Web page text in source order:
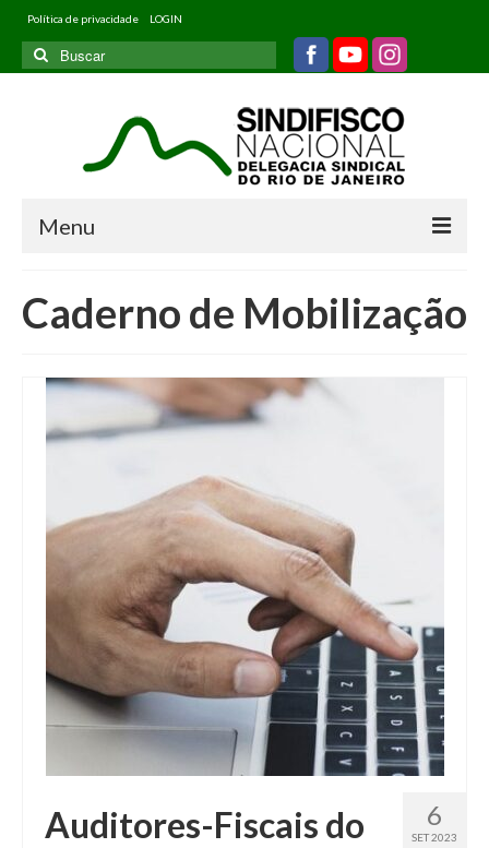
Política de privacidade LOGIN
Buscar
por:
Menu
Quem somos
Filiados
Informativos
Fale conosco
Caderno de Mobilização
6
SET 2023
Auditores-Fiscais do